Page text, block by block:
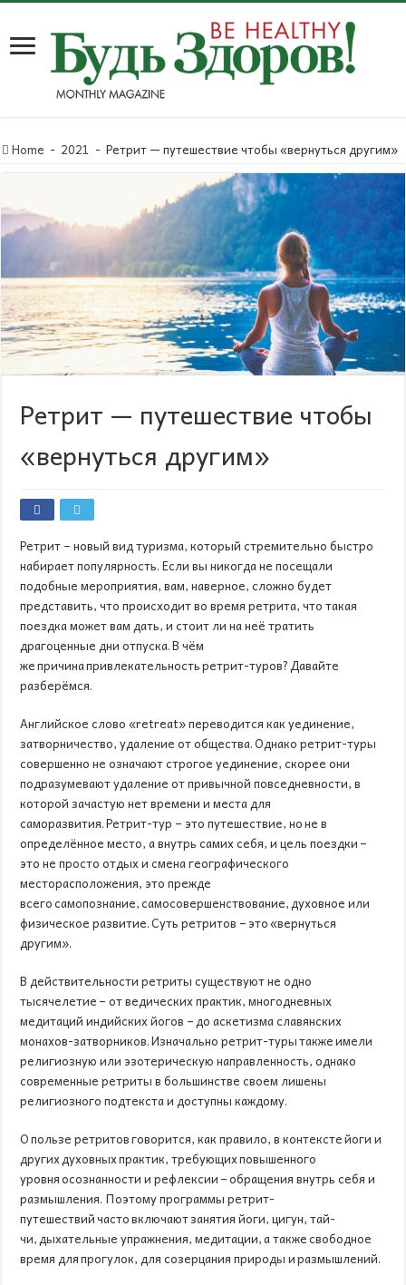
Home - 2021 - Ретрит — путешествие чтобы «вернуться другим»
Ретрит — путешествие чтобы
«вернуться другим»
Ретрит – новый вид туризма, который стремительно быстро
набирает популярность. Если вы никогда не посещали
подобные мероприятия, вам, наверное, сложно будет
представить, что происходит во время ретрита, что такая
поездка может вам дать, и стоит ли на неё тратить
драгоценные дни отпуска. В чём
же причина привлекательность ретрит-туров? Давайте
разберёмся.
Английское слово «retreat» переводится как уединение,
затворничество, удаление от общества. Однако ретрит-туры
совершенно не означают строгое уединение, скорее они
подразумевают удаление от привычной повседневности, в
которой зачастую нет времени и места для
саморазвития. Ретрит-тур – это путешествие, но не в
определённое место, а внутрь самих себя, и цель поездки –
это не просто отдых и смена географического
месторасположения, это прежде
всего самопознание, самосовершенствование, духовное или
физическое развитие. Суть ретритов – это «вернуться
другим».
В действительности ретриты существуют не одно
тысячелетие – от ведических практик, многодневных
медитаций индийских йогов – до аскетизма славянских
монахов-затворников. Изначально ретрит-туры также имели
религиозную или эзотерическую направленность, однако
современные ретриты в большинстве своем лишены
религиозного подтекста и доступны каждому.
О пользе ретритов говорится, как правило, в контексте йоги и
других духовных практик, требующих повышенного
уровня осознанности и рефлексии – обращения внутрь себя и
размышления. Поэтому программы ретрит-
путешествий часто включают занятия йоги, цигун, тай-
чи, дыхательные упражнения, медитации, а также свободное
время для прогулок, для созерцания природы и размышлений.